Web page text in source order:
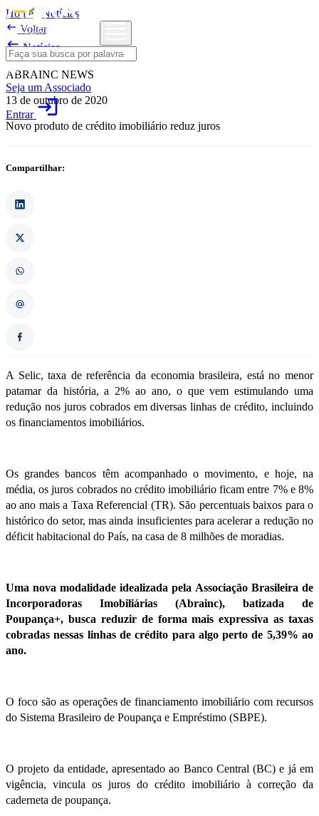
Seja um Associado
Entrarlogin
Home/Notícias
 Voltar
Notícias
ABRAINC NEWS
13 de outubro de 2020
Novo produto de crédito imobiliário reduz juros
Compartilhar:
A Selic, taxa de referência da economia brasileira, está no menor
patamar da história, a 2% ao ano, o que vem estimulando uma
redução nos juros cobrados em diversas linhas de crédito, incluindo
os financiamentos imobiliários.
Os grandes bancos têm acompanhado o movimento, e hoje, na
média, os juros cobrados no crédito imobiliário ficam entre 7% e 8%
ao ano mais a Taxa Referencial (TR). São percentuais baixos para o
histórico do setor, mas ainda insuficientes para acelerar a redução no
déficit habitacional do País, na casa de 8 milhões de moradias.
Uma nova modalidade idealizada pela Associação Brasileira de
Incorporadoras Imobiliárias (Abrainc), batizada de
Poupança+, busca reduzir de forma mais expressiva as taxas
cobradas nessas linhas de crédito para algo perto de 5,39% ao
ano.
O foco são as operações definanciamento imobiliário com recursos
do Sistema Brasileiro de Poupança e Empréstimo (SBPE).
O projeto da entidade, apresentado ao Banco Central (BC) e já em
vigência, vincula os juros do crédito imobiliário à correção da
caderneta de poupança.